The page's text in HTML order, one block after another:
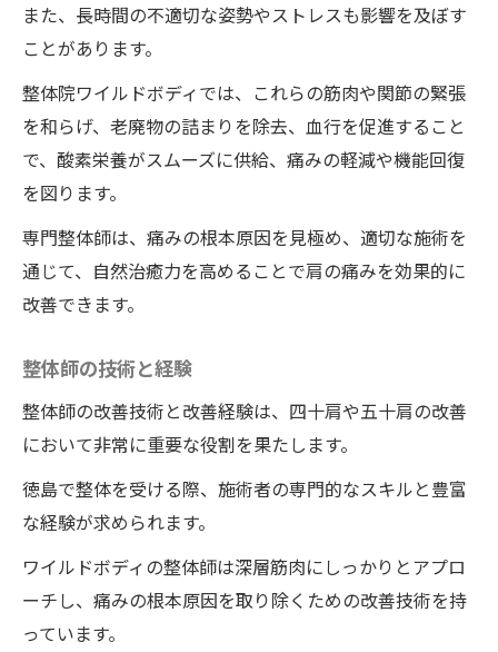
また、長時間の不適切な姿勢やストレスも影響を及ぼす
ことがあります。
整体院ワイルドボディでは、これらの筋肉や関節の緊張
を和らげ、老廃物の詰まりを除去、血行を促進すること
で、酸素栄養がスムーズに供給、痛みの軽減や機能回復
を図ります。
専門整体師は、痛みの根本原因を見極め、適切な施術を
通じて、自然治癒力を高めることで肩の痛みを効果的に
改善できます。
整体師の技術と経験
整体師の改善技術と改善経験は、四十肩や五十肩の改善
において非常に重要な役割を果たします。
徳島で整体を受ける際、施術者の専門的なスキルと豊富
な経験が求められます。
ワイルドボディの整体師は深層筋肉にしっかりとアプロ
ーチし、痛みの根本原因を取り除くための改善技術を持
っています。